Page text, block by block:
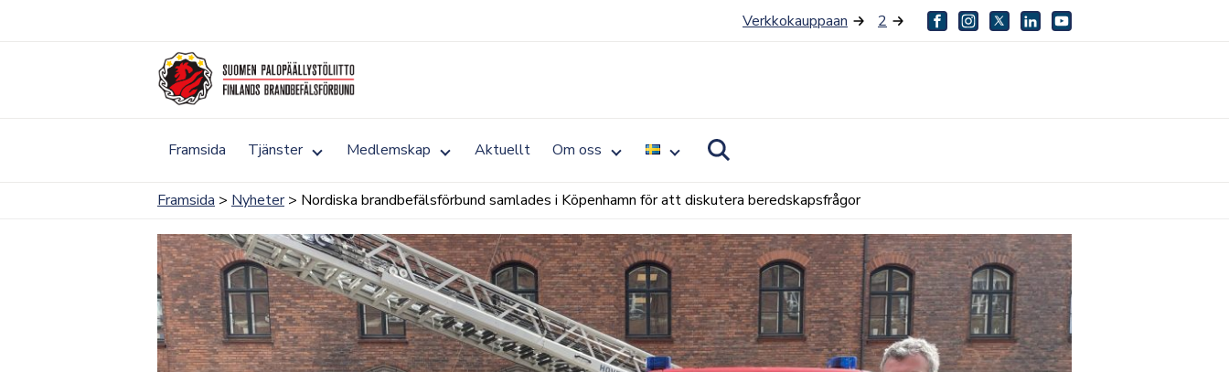
Verkkokauppaan 2 facebookinstagram
twitterlinkedinyoutube
Framsida Tjänster Toggle
submenu
Tjänster
Medlemskap Toggle
submenu
Medlemskap
Aktuellt Om oss Toggle
submenu
Om
oss
Toggle
submenuToggle
Framsida > Nyheter> Nordiska brandbefälsförbund samlades i Köpenhamn för att diskutera beredskapsfrågor